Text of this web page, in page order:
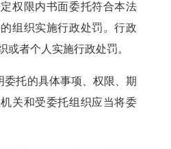
权限内书面委托符合本法
组织实施行政处罚。行政
或者个人实施行政处罚。
委托的具体事项、权限、期
关和受委托组织应当将委